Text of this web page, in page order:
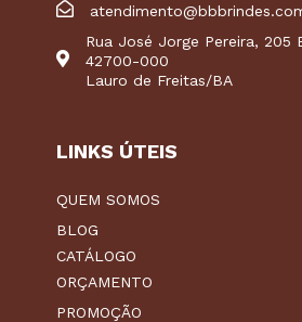
Rua José Jorge Pereira, 205
42700-000
Lauro de Freitas/BA
LINKS ÚTEIS
QUEM SOMOS
BLOG
CATÁLOGO
ORÇAMENTO
PROMOÇÃO